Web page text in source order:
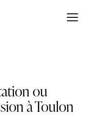
ou
à Toulon